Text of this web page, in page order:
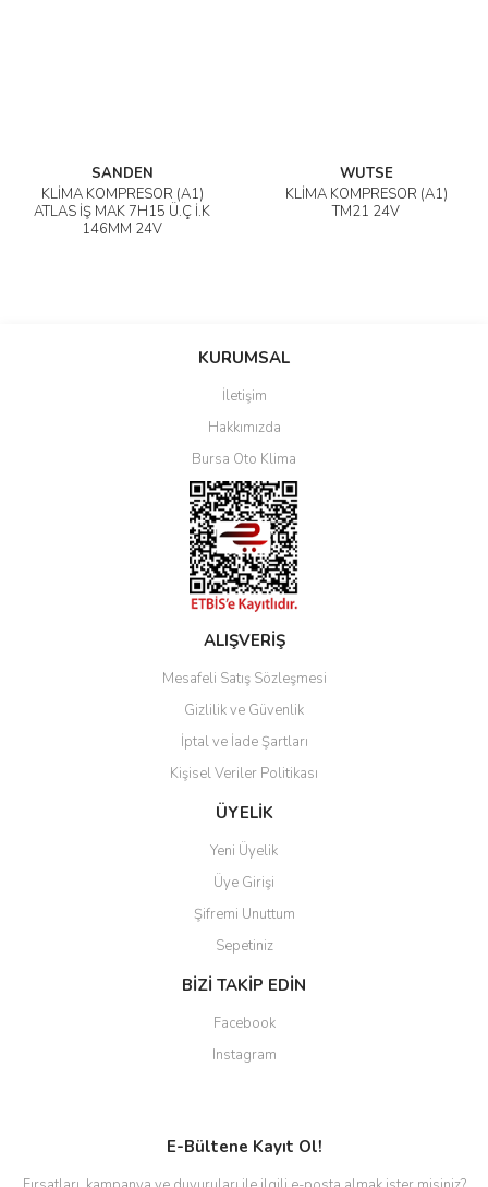
SANDEN
KLİMA KOMPRESÖR (A1)
ATLAS İŞ MAK 7H15 Ü.Ç İ.K
146MM 24V
WUTSE
KLİMA KOMPRESÖR (A1)
TM21 24V
KURUMSAL
İletişim
Hakkımızda
Bursa Oto Klima
ALIŞVERİŞ
Mesafeli Satış Sözleşmesi
Gizlilik ve Güvenlik
İptal ve İade Şartları
Kişisel Veriler Politikası
ÜYELİK
Yeni Üyelik
Üye Girişi
Şifremi Unuttum
Sepetiniz
BİZİ TAKİP EDİN
Facebook
Instagram
E-Bültene Kayıt Ol!